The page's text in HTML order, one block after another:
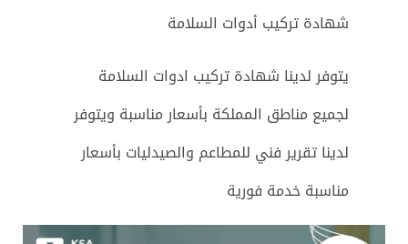
شهادة تركيب أدوات السلامة
يتوفر لدينا شهادة تركيب ادوات السلامة
لجميع مناطق المملكة بأسعار مناسبة ويتوفر
لدينا تقرير فني للمطاعم والصيدليات بأسعار
مناسبة خدمة فورية